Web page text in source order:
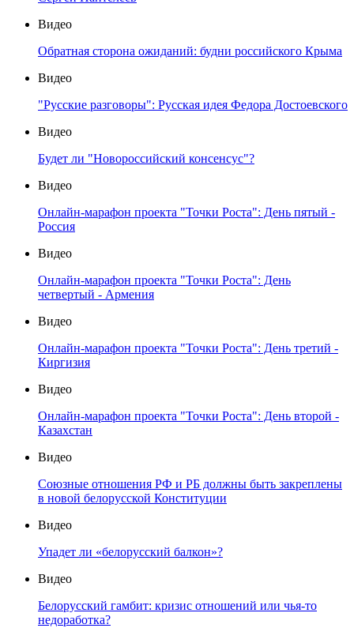
Видео
Обратная сторона ожиданий: будни российского Крыма
Видео
"Русские разговоры": Русская идея Федора Достоевского
Видео
Будет ли "Новороссийский консенсус"?
Видео
Онлайн-марафон проекта "Точки Роста": День пятый -
Россия
Видео
Онлайн-марафон проекта "Точки Роста": День
четвертый - Армения
Видео
Онлайн-марафон проекта "Точки Роста": День третий -
Киргизия
Видео
Онлайн-марафон проекта "Точки Роста": День второй -
Казахстан
Видео
Союзные отношения РФ и РБ должны быть закреплены
в новой белорусской Конституции
Видео
Упадет ли «белорусский балкон»?
Видео
Белорусский гамбит: кризис отношений или чья-то
недоработка?